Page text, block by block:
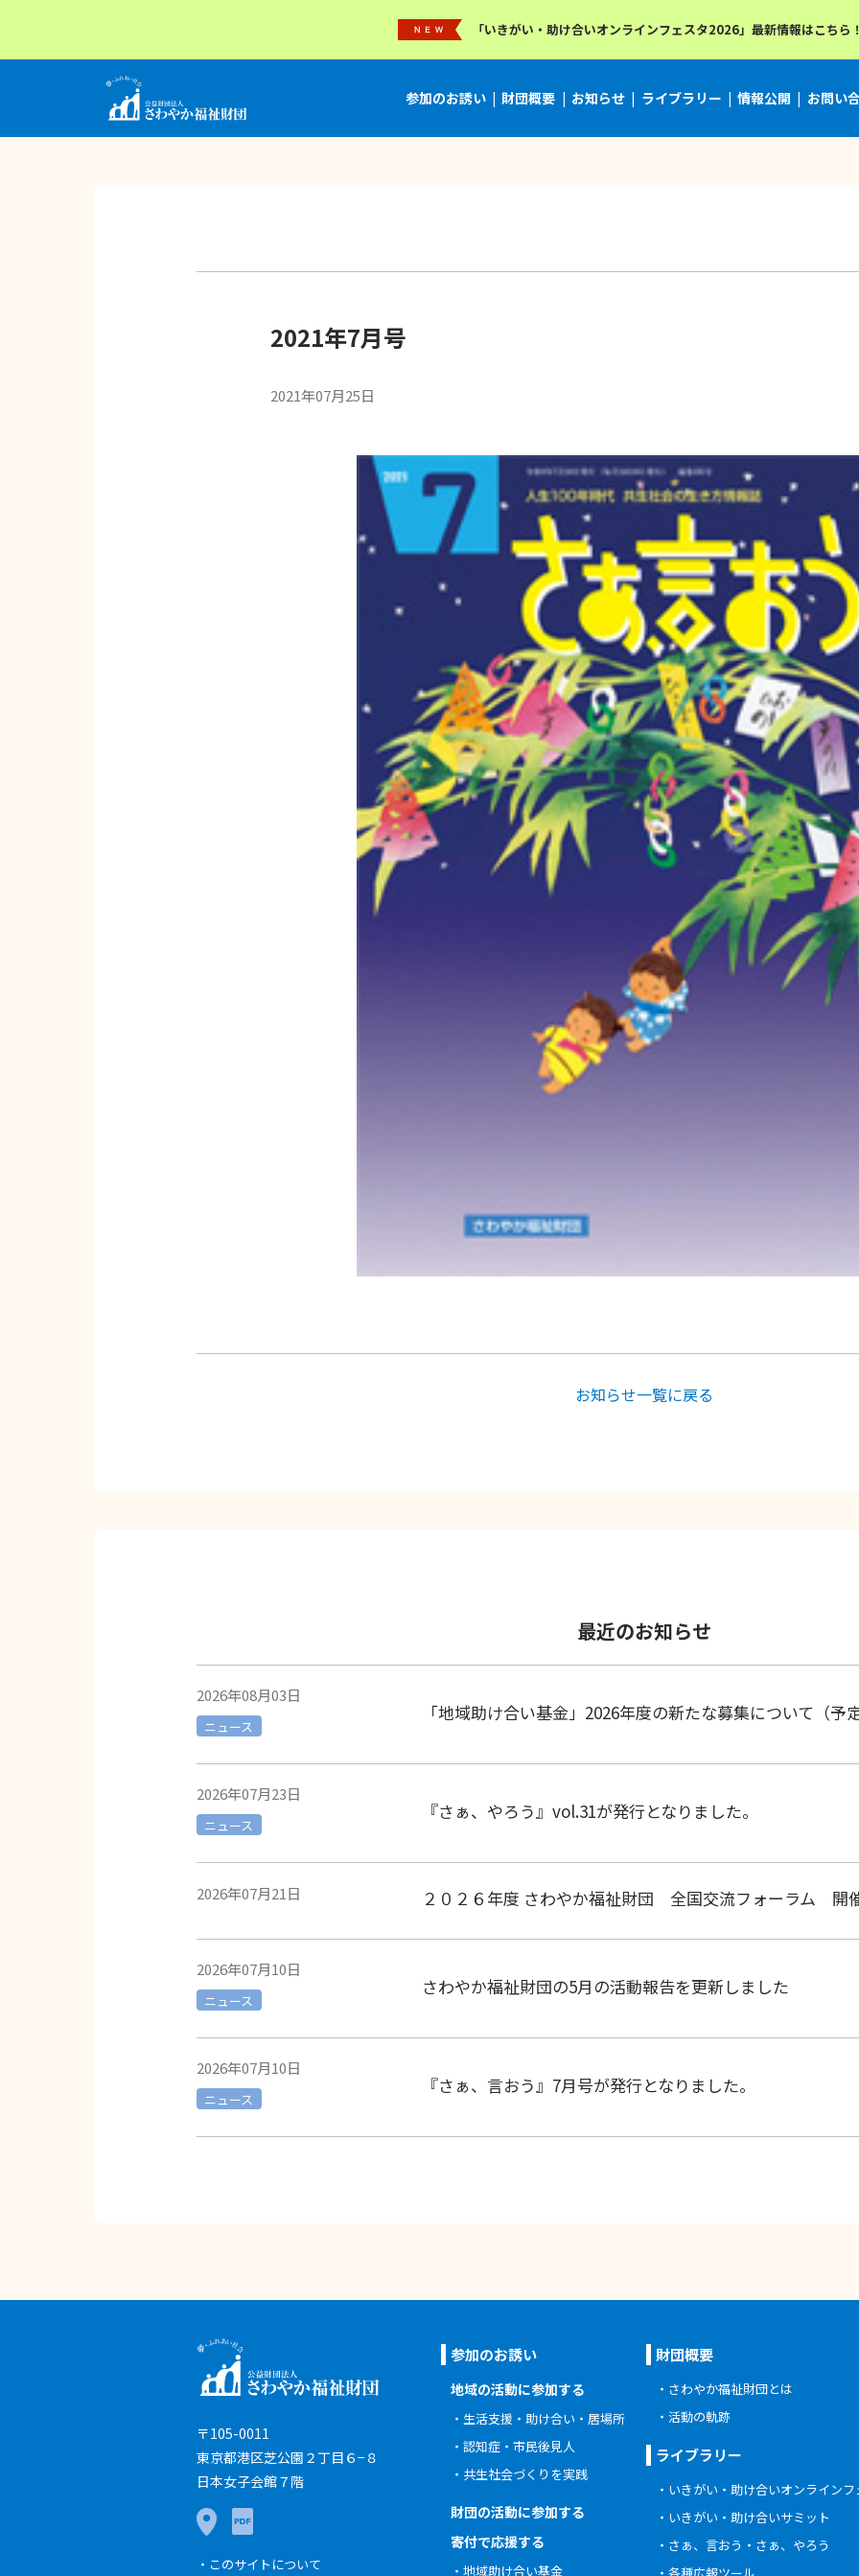
「いきがい・助け合いオンラインフェスタ2026」最新情報はこちら
参加のお誘い 財団概要 お知らせ ライブラリー 情報公開 お問い
2021年7月号
2021年07月25日
お知らせ一覧に戻る
最近のお知らせ
2026年08月03日
ニュース
「地域助け合い基金」2026年度の新たな募集について（予
2026年07月23日
ニュース
『さぁ、やろう』vol.31が発行となりました。
2026年07月21日 ２０２６年度 さわやか福祉財団 全国交流フォーラム 開
2026年07月10日
ニュース
さわやか福祉財団の5月の活動報告を更新しました
2026年07月10日
ニュース
『さぁ、言おう』7月号が発行となりました。
〒105-0011
東京都港区芝公園２丁目６−８
日本女子会館７階
このサイトについて
参加のお誘い
地域の活動に参加する
生活支援・助け合い・居場所
認知症・市民後見人
共生社会づくりを実践
財団の活動に参加する
寄付で応援する
地域助け合い基金
財団概要
さわやか福祉財団とは
活動の軌跡
ライブラリー
いきがい・助け合いオンラインフ
いきがい・助け合いサミット
さぁ、言おう・さぁ、やろう